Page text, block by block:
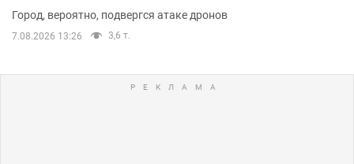
Город, вероятно, подвергся атаке дронов
7.08.2026 13:26 3,6 т.